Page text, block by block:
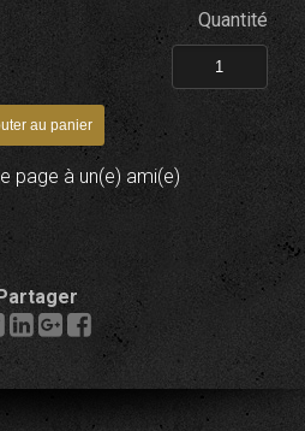
Quantité
page à un(e) ami(e)